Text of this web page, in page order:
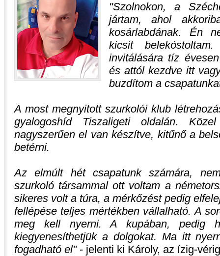
Szolnokon, a
jártam, ahol
kosárlabdának. Én
kicsit
invitálására tíz
és attól kezdve itt
buzdítom a
A most megnyitott szurkolói klub
gyalogoshíd Tiszaligeti oldalán.
nagyszerűen el van készítve, kitűnő a
betérni.
Az elmúlt hét csapatunk számára,
szurkoló társammal ott voltam a
sikeres volt a túra, a mérkőzést pedig
fellépése teljes mértékben vállalható. A
meg kell nyerni. A kupában, pedig
kiegyenesíthetjük a dolgokat. Ma itt
fogadható el - jelenti ki Károly, az ízig-